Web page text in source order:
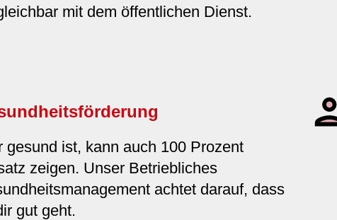
mit dem öffentlichen Dienst.
gesund ist, kann auch 100 Prozent
zeigen. Unser Betriebliches
achtet darauf, dass
gut geht.